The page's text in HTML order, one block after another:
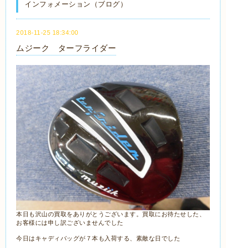
インフォメーション（ブログ）
2018-11-25 18:34:00
ムジーク ターフライダー
本日も沢山の買取をありがとうございます。買取にお待たせした、
お客様には申し訳ございませんでした
今日はキャディバッグが７本も入荷する、素敵な日でした